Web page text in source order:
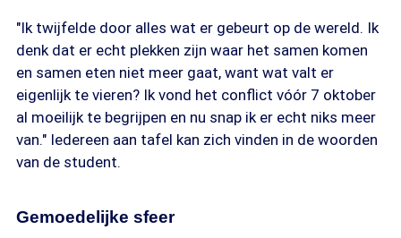
"Ik twijfelde door alles wat er gebeurt op de wereld. Ik
denk dat er echt plekken zijn waar het samen komen
en samen eten niet meer gaat, want wat valt er
eigenlijk te vieren? Ik vond het conflict vóór 7 oktober
al moeilijk te begrijpen en nu snap ik er echt niks meer
van." Iedereen aan tafel kan zich vinden in de woorden
van de student.
Gemoedelijke sfeer